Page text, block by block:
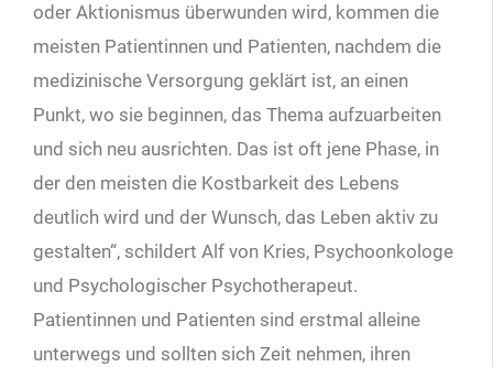
oder Aktionismus überwunden wird, kommen die
meisten Patientinnen und Patienten, nachdem die
medizinische Versorgung geklärt ist, an einen
Punkt, wo sie beginnen, das Thema aufzuarbeiten
und sich neu ausrichten. Das ist oft jene Phase, in
der den meisten die Kostbarkeit des Lebens
deutlich wird und der Wunsch, das Leben aktiv zu
gestalten“, schildert Alf von Kries, Psychoonkologe
und Psychologischer Psychotherapeut.
Patientinnen und Patienten sind erstmal alleine
unterwegs und sollten sich Zeit nehmen, ihren